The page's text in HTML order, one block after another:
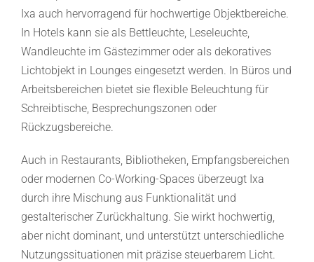
Ixa auch hervorragend für hochwertige Objektbereiche.
In Hotels kann sie als Bettleuchte, Leseleuchte,
Wandleuchte im Gästezimmer oder als dekoratives
Lichtobjekt in Lounges eingesetzt werden. In Büros und
Arbeitsbereichen bietet sie flexible Beleuchtung für
Schreibtische, Besprechungszonen oder
Rückzugsbereiche.
Auch in Restaurants, Bibliotheken, Empfangsbereichen
oder modernen Co-Working-Spaces überzeugt Ixa
durch ihre Mischung aus Funktionalität und
gestalterischer Zurückhaltung. Sie wirkt hochwertig,
aber nicht dominant, und unterstützt unterschiedliche
Nutzungssituationen mit präzise steuerbarem Licht.